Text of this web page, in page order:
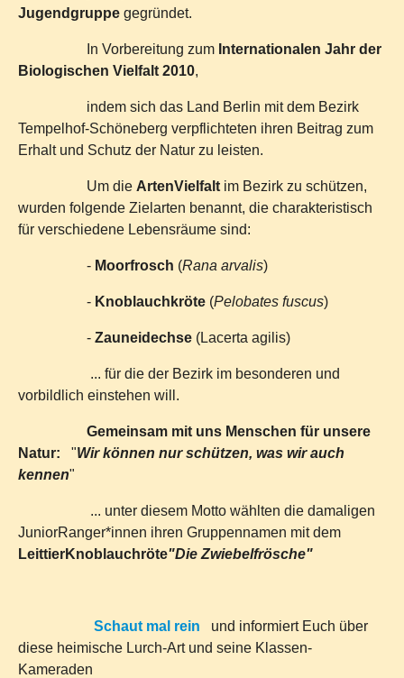
Jugendgruppe gegründet.
In Vorbereitung zum Internationalen Jahr der
Biologischen Vielfalt 2010,
indem sich das Land Berlin mit dem Bezirk
Tempelhof-Schöneberg verpflichteten ihren Beitrag zum
Erhalt und Schutz der Natur zu leisten.
Um die ArtenVielfalt im Bezirk zu schützen,
wurden folgende Zielarten benannt, die charakteristisch
für verschiedene Lebensräume sind:
- Moorfrosch (Rana arvalis)
- Knoblauchkröte (Pelobates fuscus)
- Zauneidechse (Lacerta agilis)
... für die der Bezirk im besonderen und
vorbildlich einstehen will.
Gemeinsam mit uns Menschen für unsere
Natur:
"Wir können nur schützen, was wir auch
kennen"
... unter diesem Motto wählten die damaligen
JuniorRanger*innen ihren Gruppennamen mit dem
LeittierKnoblauchröte"Die Zwiebelfrösche"
Schaut mal rein
und informiert Euch über
diese heimische Lurch-Art und seine Klassen-
Kameraden